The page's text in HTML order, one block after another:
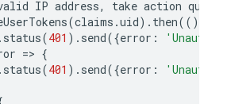
IP address, take action
(claims .uid) . then(()
. status(401 ) . send({error :
=> {
. status(401 ) . send({error :